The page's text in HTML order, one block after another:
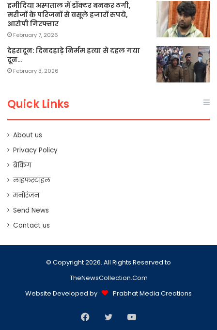
हमीदिया अस्पताल में डॉक्टर बनकर ठगी,
मरीजों के परिजनों से वसूले हजारों रुपये,
आरोपी गिरफ्तार
February 7, 2026
देहरादून: दिनदहाड़े निर्मम हत्या से दहल गया
दून…
February 3, 2026
Quick Links
About us
Privacy Policy
ब्रेकिंग
लाइफस्टाइल
मनोरंजन
Send News
Contact us
© Copyright 2026. All Rights Reserved to
TheNewsCollection.Com
Website Developed by
Prabhat Media Creations
Facebook
TwitterYouTube